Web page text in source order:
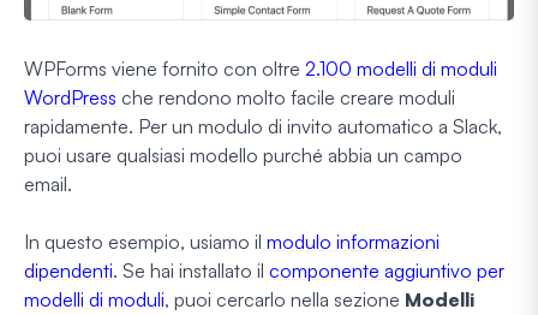
WPForms viene fornito con oltre 2.100 modelli di moduli
WordPress che rendono molto facile creare moduli
rapidamente. Per un modulo di invito automatico a Slack,
puoi usare qualsiasi modello purché abbia un campo
email.
In questo esempio, usiamo il modulo informazioni
dipendenti. Se hai installato il componente aggiuntivo per
modelli di moduli, puoi cercarlo nella sezione Modelli